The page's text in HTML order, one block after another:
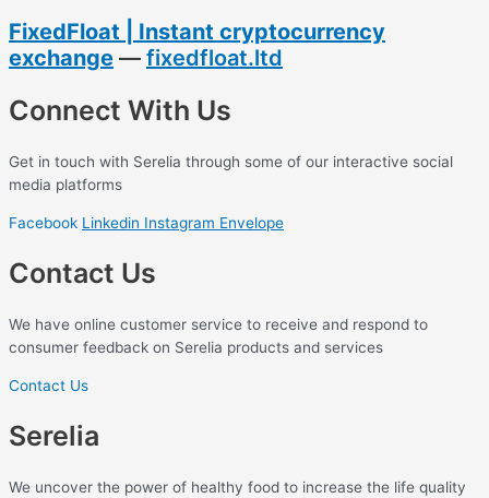
FixedFloat | Instant cryptocurrency
exchange — fixedfloat.ltd
Connect With Us
Get in touch with Serelia through some of our interactive social
media platforms
Facebook Linkedin Instagram Envelope
Contact Us
We have online customer service to receive and respond to
consumer feedback on Serelia products and services
Contact Us
Serelia
We uncover the power of healthy food to increase the life quality